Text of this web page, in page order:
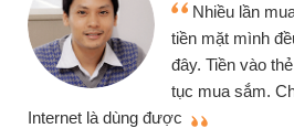
Nhiều lần
tiền mặt mình
đây. Tiền vào
tục mua sắm.
Internet là dùng được